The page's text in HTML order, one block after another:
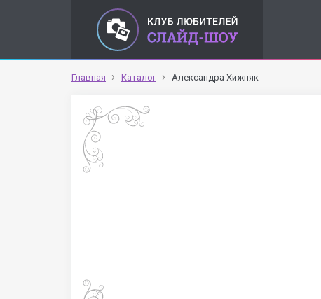
Главная Каталог Александра Хижняк